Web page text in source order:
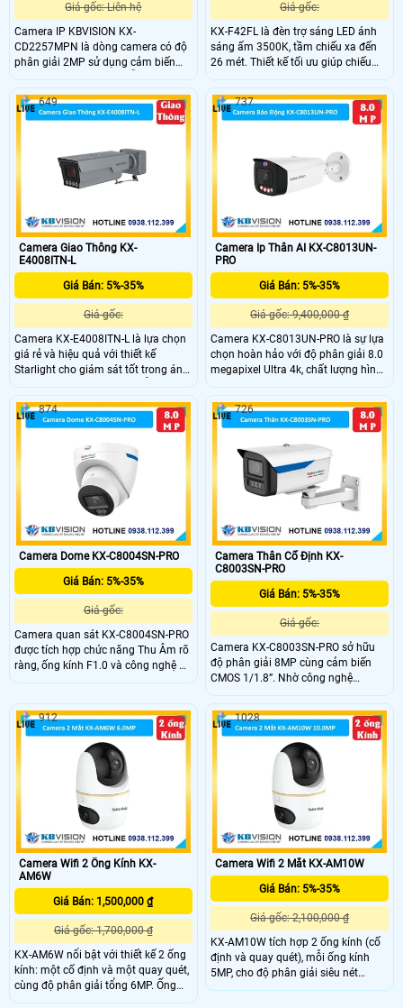
Giá gốc: Liên hệ
Camera IP KBVISION KX-
CD2257MPN là dòng camera có độ
phân giải 2MP sử dụng cảm biến
STARVIS CMOS 1/2.8" hỗ trợ quay
quét 360° zoom quang 25X và công
nghệ Starlight cho hình ảnh sắc nét
trong điều kiện ánh sáng cực thấp.
100m và đèn LED màu 50m.
Giá gốc:
KX-F42FL là đèn trợ sáng LED ánh
sáng ấm 3500K, tầm chiếu xa đến
26 mét. Thiết kế tối ưu giúp chiếu
sáng rõ ràng 3 làn đường, đảm bảo
hình ảnh camera luôn rõ nét trong
điều kiện ánh sáng yếu hoặc ban
đêm.
Camera Giao Thông KX-
E4008ITN-L
Giá Bán: 5%-35%
Giá gốc:
Camera KX-E4008ITN-L là lựa chọn
giá rẻ và hiệu quả với thiết kế
Starlight cho giám sát tốt trong ánh
sáng yếu. Có cấu hình IP, hỗ trợ thẻ
nhớ Micro SD 512GB, độ phân giải
4.0 MP và xem Full Color 30m vào
ban đêm. Công nghệ IP, chống
ngược sáng DWDR 140db, và thân
kim loại với độ nhạy sáng cực cao.
649
Camera Ip Thân AI KX-C8013UN-
PRO
Giá Bán: 5%-35%
Giá gốc: 9,400,000 ₫
Camera KX-C8013UN-PRO là sự lựa
chọn hoàn hảo với độ phân giải 8.0
megapixel Ultra 4k, chất lượng hình
ảnh cao. Camera được sản xuất từ
chất liệu kim loại, hỗ trợ cảnh báo
cống trộm chủ động. Với cảm biến
chuyển động. Chức năng thu âm và
loa trên camera giúp nghe và nói
trong phạm vi 3m.
737
Camera Dome KX-C8004SN-PRO
Giá Bán: 5%-35%
Giá gốc:
Camera quan sát KX-C8004SN-PRO
được tích hợp chức năng Thu Âm rõ
ràng, ống kính F1.0 và công nghệ AI-
ISP mang lại hình ảnh ban đêm
và Chống Ngược Sáng giúp tăng
cường độ sáng và chất lượng hình
ảnh, cho phép xem rõ hơn dù ở đâu.
874
Camera Thân Cố Định KX-
C8003SN-PRO
Giá Bán: 5%-35%
Giá gốc:
Camera KX-C8003SN-PRO sở hữu
độ phân giải 8MP cùng cảm biến
CMOS 1/1.8”. Nhờ công nghệ
Starlight với độ nhạy sáng 0.0008
Lux @ F1.0, camera cho hình ảnh rõ
nét trong điều kiện ánh sáng cực
thấp, kết hợp WDR 120dB và LED
ánh sáng ấm hỗ trợ quan sát ban
đêm hiệu quả đến 50m.
726
Camera Wifi 2 Ống Kính KX-
AM6W
Giá Bán: 1,500,000 ₫
Giá gốc: 1,700,000 ₫
KX-AM6W nổi bật với thiết kế 2 ống
kính: một cố định và một quay quét,
cùng độ phân giải tổng 6MP. Ống
kính quay có khả năng xoay ngang
912
Camera Wifi 2 Mắt KX-AM10W
Giá Bán: 5%-35%
Giá gốc: 2,100,000 ₫
KX-AM10W tích hợp 2 ống kính (cố
định và quay quét), mỗi ống kính
5MP, cho độ phân giải siêu nét
10MP. Góc nhìn rộng 86°, quay
1028